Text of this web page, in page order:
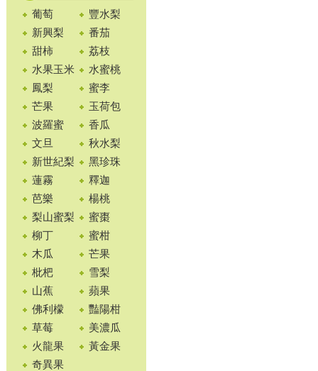
葡萄
豐水梨
新興梨
番茄
甜柿
荔枝
水果玉米
水蜜桃
鳳梨
蜜李
芒果
玉荷包
波羅蜜
香瓜
文旦
秋水梨
新世紀梨
黑珍珠
蓮霧
釋迦
芭樂
楊桃
梨山蜜梨
蜜棗
柳丁
蜜柑
木瓜
芒果
枇杷
雪梨
山蕉
蘋果
佛利檬
豔陽柑
草莓
美濃瓜
火龍果
黃金果
奇異果